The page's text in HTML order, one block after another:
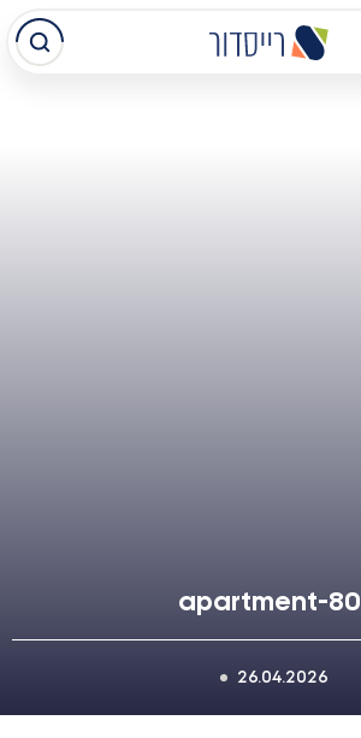
apartment-80
26.04.2026